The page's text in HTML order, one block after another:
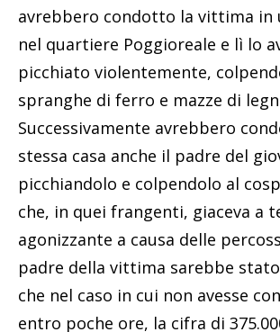
avrebbero condotto la vittima in
nel quartiere Poggioreale e lì lo
picchiato violentemente,
spranghe di ferro e mazze di
Successivamente avrebbero
stessa casa anche il padre del
picchiandolo e colpendolo al
che, in quei frangenti, giaceva a
agonizzante a causa delle
padre della vittima sarebbe
che nel caso in cui non avesse
entro poche ore, la cifra di